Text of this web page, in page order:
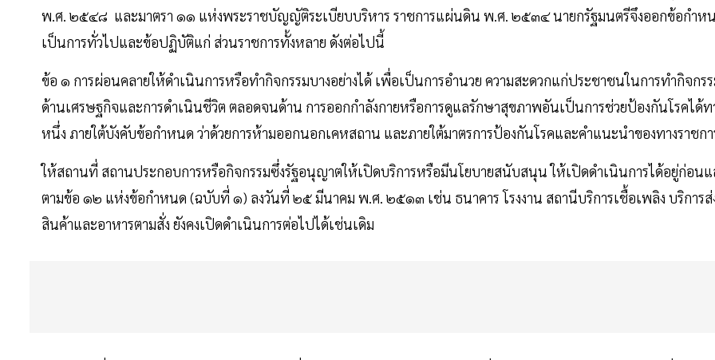
พ.ศ. ๒๕๔๘ และมาตรา ๑๑ แห่งพระราชบัญญัติระเบียบบริหาร ราชการแผ่นดิน พ.ศ. ๒๕๓๔ นายกรัฐมนตรีจึงออกข้อกําห
เป็นการทั่วไปและข้อปฏิบัติแก่ ส่วนราชการทั้งหลาย ดังต่อไปนี้
ข้อ ๑ การผ่อนคลายให้ดําเนินการหรือทํากิจกรรมบางอย่างได้ เพื่อเป็นการอํานวย ความสะดวกแก่ประชาชนในการทํากิจกร
ด้านเศรษฐกิจและการดําเนินชีวิต ตลอดจนด้าน การออกกําลังกายหรือการดูแลรักษาสุขภาพอันเป็นการช่วยป้องกันโรคได้ท
หนึ่ง ภายใต้บังคับข้อกําหนด ว่าด้วยการห้ามออกนอกเคหสถาน และภายใต้มาตรการป้องกันโรคและคําแนะนําของทางราชก
ให้สถานที่ สถานประกอบการหรือกิจกรรมซึ่งรัฐอนุญาตให้เปิดบริการหรือมีนโยบายสนับสนุน ให้เปิดดําเนินการได้อยู่ก่อนแ
ตามข้อ ๑๒ แห่งข้อกําหนด (ฉบับที่ ๑) ลงวันที่ ๒๕ มีนาคม พ.ศ. ๒๕๑๓ เช่น ธนาคาร โรงงาน สถานีบริการเชื้อเพลิง บริการส่
สินค้าและอาหารตามสั่ง ยังคงเปิดดําเนินการต่อไปได้เช่นเดิม